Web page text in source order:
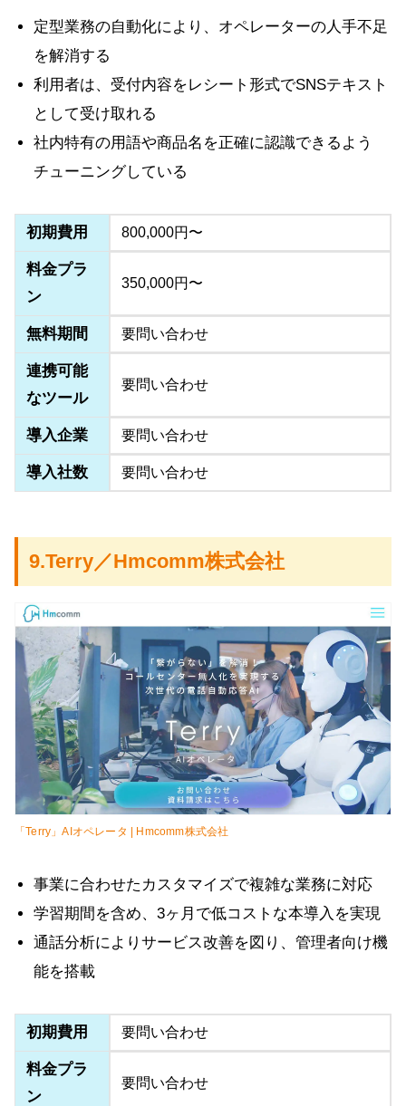
定型業務の自動化により、オペレーターの人手不足
を解消する
利用者は、受付内容をレシート形式でSNSテキスト
として受け取れる
社内特有の用語や商品名を正確に認識できるよう
チューニングしている
初期費用 800,000円〜
料金プラ
ン
350,000円〜
無料期間 要問い合わせ
連携可能
なツール
要問い合わせ
導入企業 要問い合わせ
導入社数 要問い合わせ
9.Terry／Hmcomm株式会社
「Terry」AIオペレータ | Hmcomm株式会社
事業に合わせたカスタマイズで複雑な業務に対応
学習期間を含め、3ヶ月で低コストな本導入を実現
通話分析によりサービス改善を図り、管理者向け機
能を搭載
初期費用 要問い合わせ
料金プラ
ン
要問い合わせ